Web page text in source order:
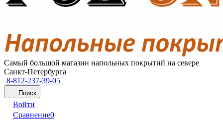
Самый большой магазин напольных покрытий на севере
Санкт-Петербурга
8-812-237-39-05
Поиск
Войти
Сравнение0